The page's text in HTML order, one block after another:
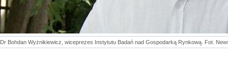
Dr Bohdan Wyżnikiewicz, wiceprezes Instytutu Badań nad Gospodarką Rynkową. Fot.